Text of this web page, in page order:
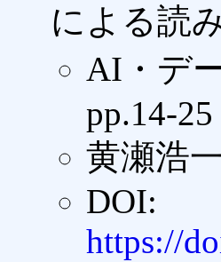
による読
AI・デ
pp.14-
黄瀬浩
DOI:
https://